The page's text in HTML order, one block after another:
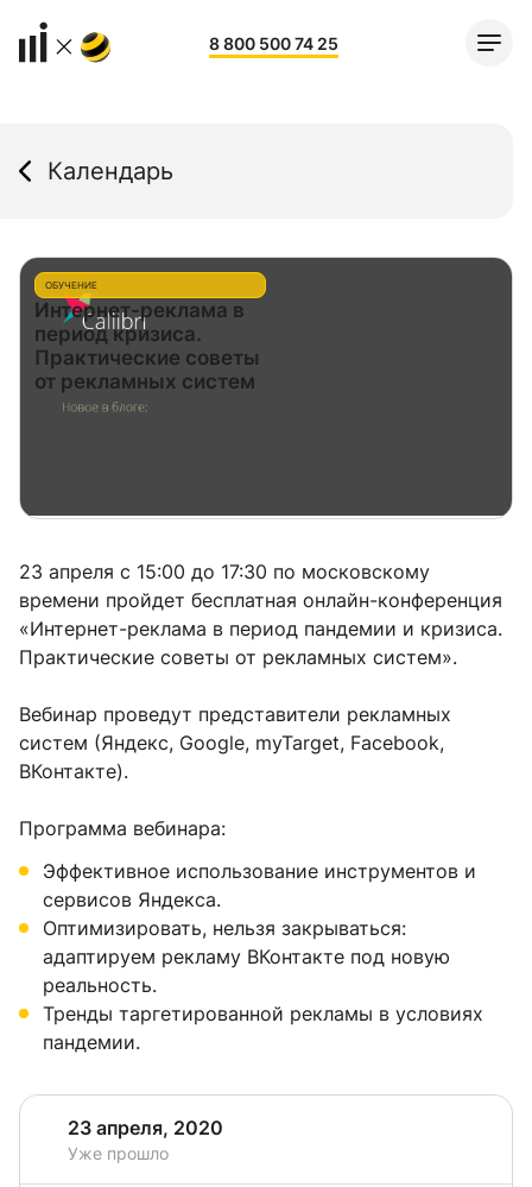
8 800 500 74 25
Календарь
ОБУЧЕНИЕ
Интернет-реклама в
период кризиса.
Практические советы
от рекламных систем
23 апреля с 15:00 до 17:30 по московскому
времени пройдет бесплатная онлайн-конференция
«Интернет-реклама в период пандемии и кризиса.
Практические советы от рекламных систем».
Вебинар проведут представители рекламных
систем (Яндекс, Google, myTarget, Facebook,
ВКонтакте).
Программа вебинара:
Эффективное использование инструментов и
сервисов Яндекса.
Оптимизировать, нельзя закрываться:
адаптируем рекламу ВКонтакте под новую
реальность.
Тренды таргетированной рекламы в условиях
пандемии.
23 апреля, 2020
Уже прошло